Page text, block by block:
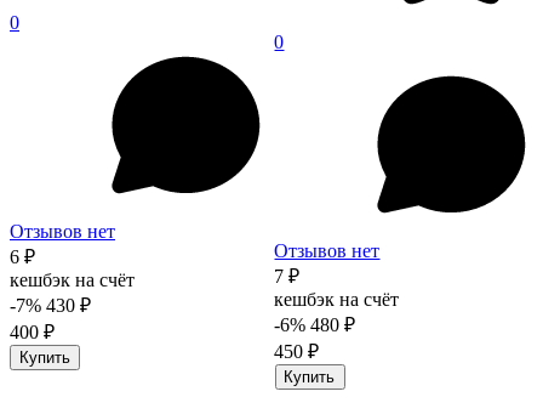
0
Отзывов нет
6 ₽
кешбэк на счёт
-7% 430 ₽
400 ₽
Купить
0
Отзывов нет
7 ₽
кешбэк на счёт
-6% 480 ₽
450 ₽
Купить